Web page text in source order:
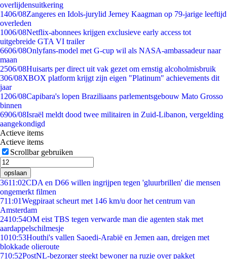
overlijdensuitkering
1406/08Zangeres en Idols-jurylid Jerney Kaagman op 79-jarige leeftijd
overleden
1006/08Netflix-abonnees krijgen exclusieve early access tot
uitgebreide GTA VI trailer
6606/08Onlyfans-model met G-cup wil als NASA-ambassadeur naar
maan
2506/08Huisarts per direct uit vak gezet om ernstig alcoholmisbruik
306/08XBOX platform krijgt zijn eigen "Platinum" achievements dit
jaar
1206/08Capibara's lopen Braziliaans parlementsgebouw Mato Grosso
binnen
6906/08Israël meldt dood twee militairen in Zuid-Libanon, vergelding
aangekondigd
Actieve items
Actieve items
Scrollbar gebruiken
opslaan
3611:02CDA en D66 willen ingrijpen tegen 'gluurbrillen' die mensen
ongemerkt filmen
711:01Wegpiraat scheurt met 146 km/u door het centrum van
Amsterdam
2410:54OM eist TBS tegen verwarde man die agenten stak met
aardappelschilmesje
1010:53Houthi's vallen Saoedi-Arabië en Jemen aan, dreigen met
blokkade olieroute
710:52PostNL-bezorger steekt bewoner na ruzie over pakket